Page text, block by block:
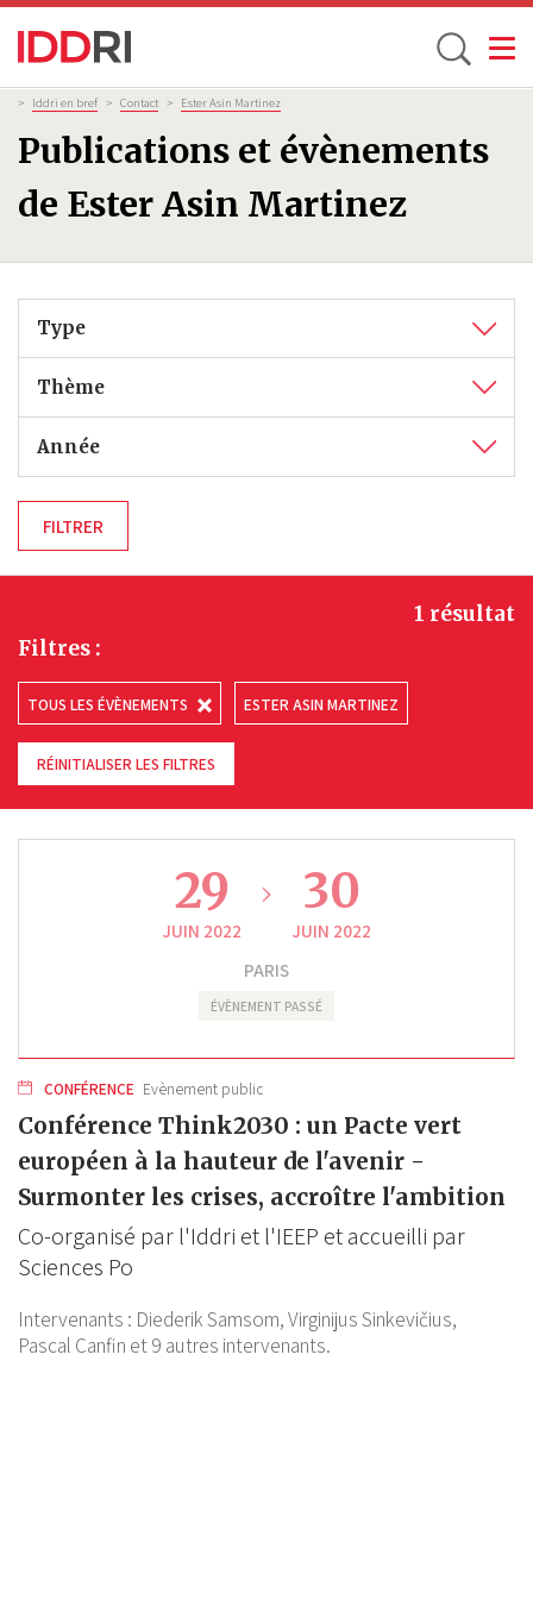
Aller
au
contenu
principal
Toggle
Publications et évènements
de Ester Asin Martinez
Fil
d'Ariane
> Iddri en bref > Contact > Ester Asin Martinez
Type
Thème
Année
Filtres :
TOUS LES ÉVÈNEMENTS ESTER ASIN MARTINEZ
RÉINITIALISER LES FILTRES
1 résultat
29
JUIN 2022
30
JUIN 2022
PARIS
ÉVÈNEMENT PASSÉ
CONFÉRENCE Evènement public
Conférence Think2030 : un Pacte vert
européen à la hauteur de l'avenir -
Surmonter les crises, accroître l'ambition
Co-organisé par l'Iddri et l'IEEP et accueilli par
Sciences Po
Intervenants : Diederik Samsom,Virginijus Sinkevičius,
Pascal Canfin et 9 autres intervenants.